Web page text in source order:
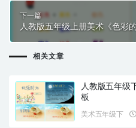
下一篇
人教版五年级上册美术《色彩
相关文章
人教版五年级
板
美术五年级下